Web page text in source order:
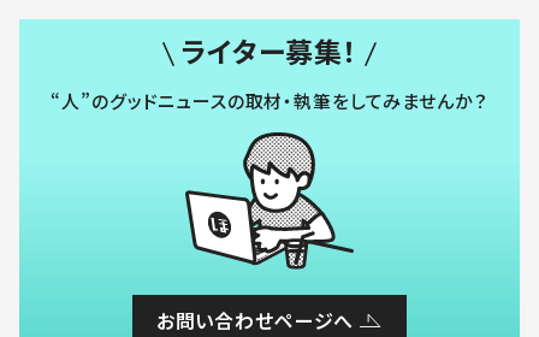
ライター募集！
“人”のグッドニュースの取材・執筆をしてみませんか？
お問い合わせページへ